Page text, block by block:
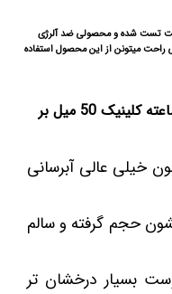
متخصص پوست تست شده و محصولی ضد آلرژی
میتونن از این محصول استفاده
نتایج بالینی آزمایشات آبرسان 100 ساعته کلینیک 50 میل بر
خیلی عالی آبرسانی
حجم گرفته و سالم
بسیار درخشان تر